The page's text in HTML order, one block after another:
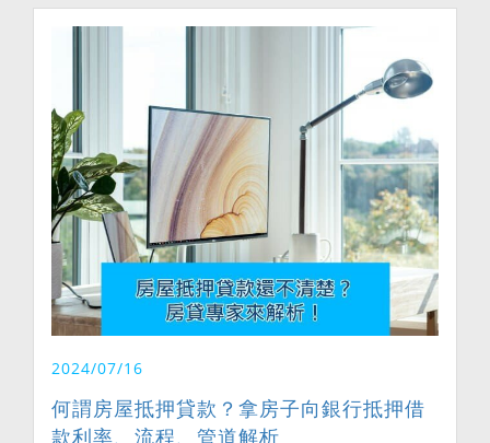
2024/07/16
何謂房屋抵押貸款？拿房子向銀行抵押借
款利率、流程、管道解析